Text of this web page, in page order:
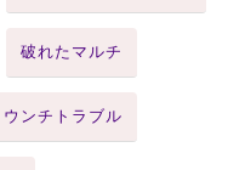
破れたマルチ
ウンチトラブル